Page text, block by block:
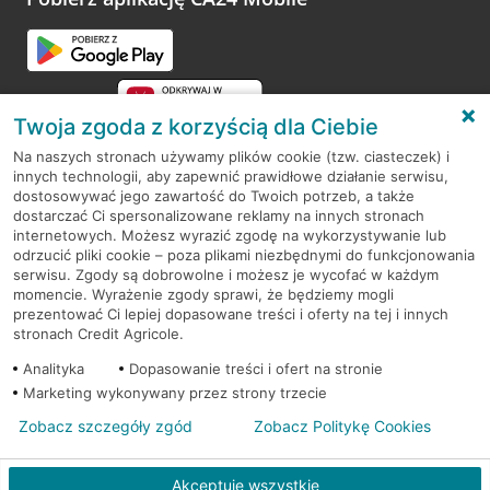
RODO
Regulamin serwisu
Mapa serwisu
PolitykaCookies
© 2026 Credit Agricole Bank Polska S.A. Wszelkie prawa zastrzeżone
Twoja zgoda z korzyścią dla Ciebie
Na naszych stronach używamy plików cookie (tzw. ciasteczek) i
innych technologii, aby zapewnić prawidłowe działanie serwisu,
dostosowywać jego zawartość do Twoich potrzeb, a także
dostarczać Ci spersonalizowane reklamy na innych stronach
internetowych. Możesz wyrazić zgodę na wykorzystywanie lub
odrzucić pliki cookie – poza plikami niezbędnymi do funkcjonowania
serwisu. Zgody są dobrowolne i możesz je wycofać w każdym
momencie. Wyrażenie zgody sprawi, że będziemy mogli
prezentować Ci lepiej dopasowane treści i oferty na tej i innych
stronach Credit Agricole.
Analityka
Dopasowanie treści i ofert na stronie
Marketing wykonywany przez strony trzecie
Akceptuję wszystkie
Zobacz szczegóły zgód Zobacz Politykę Cookies